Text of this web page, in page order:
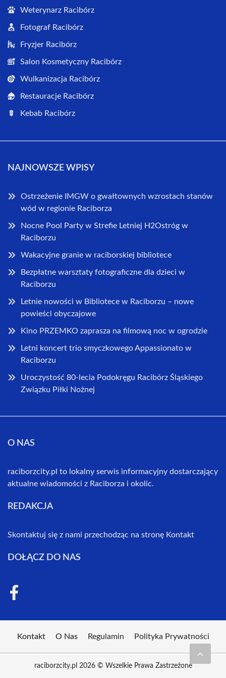
Weterynarz Racibórz
Fotograf Racibórz
Fryzjer Racibórz
Salon Kosmetyczny Racibórz
Wulkanizacja Racibórz
Restauracje Racibórz
Kebab Racibórz
NAJNOWSZE WPISY
Ostrzeżenie IMGW o gwałtownych wzrostach stanów
wód w regionie Raciborza
Nocne Pool Party w Strefie Letniej H2Ostróg w
Raciborzu
Wakacyjne granie w raciborskiej bibliotece
Bezpłatne warsztaty fotograficzne dla dzieci w
Raciborzu
Letnie nowości w Bibliotece w Raciborzu – nowe
powieści obyczajowe
Kino PRZEMKO zaprasza na filmową noc w ogrodzie
Letni koncert trio smyczkowego Appassionato w
Raciborzu
Uroczystość 80-lecia Podokręgu Racibórz Śląskiego
Związku Piłki Nożnej
O NAS
raciborzcity.pl to lokalny serwis informacyjny dostarczający
aktualne wiadomości z Raciborza i okolic.
REDAKCJA
Skontaktuj się z nami przechodząc na stronę Kontakt
DOŁĄCZ DO NAS
Kontakt O Nas Regulamin Polityka Prywatności
raciborzcity.pl 2026 © Wszelkie Prawa Zastrzeżone